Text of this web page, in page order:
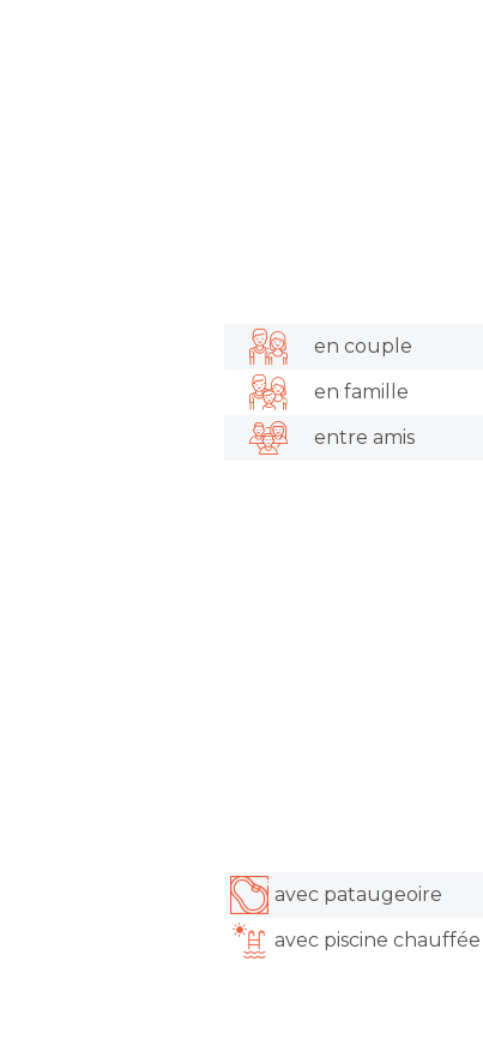
en couple
en famille
entre amis
avec pataugeoire
avec piscine chauffée